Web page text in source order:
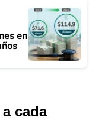
en
cada